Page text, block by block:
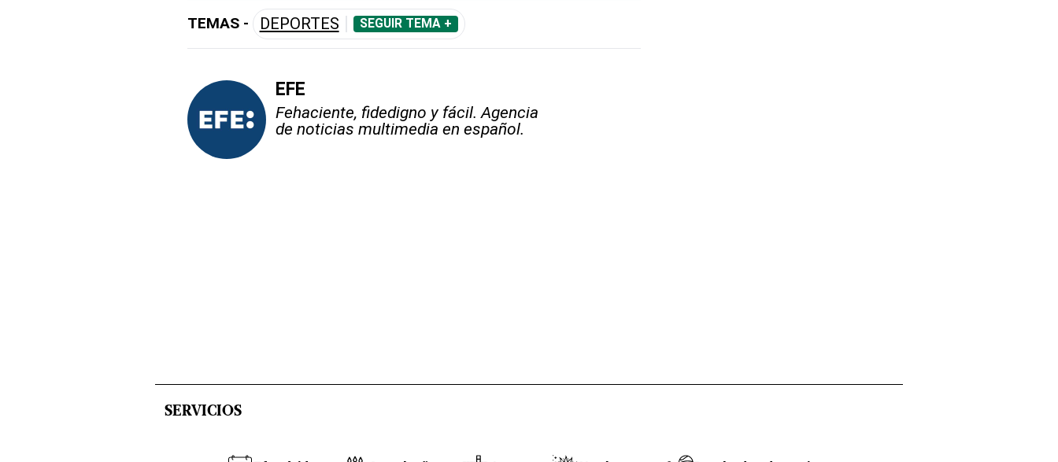
TEMAS - DEPORTES SEGUIR TEMA +
EFE
Fehaciente, fidedigno y fácil. Agencia
de noticias multimedia en español.
SERVICIOS